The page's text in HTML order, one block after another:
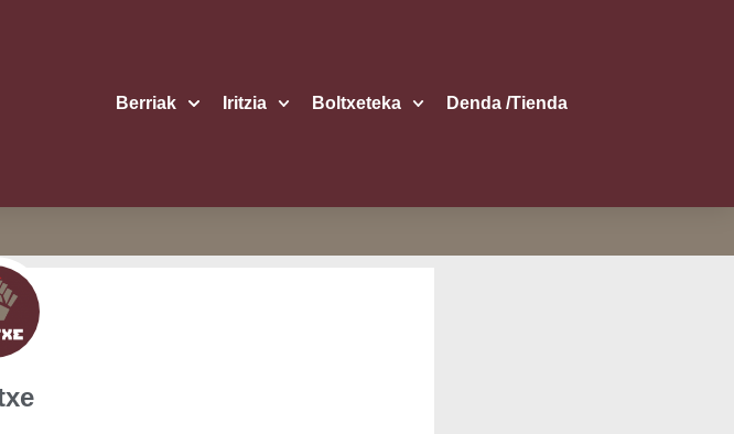
Berriak Iritzia Boltxe­te­ka Den­da /​Tien­da